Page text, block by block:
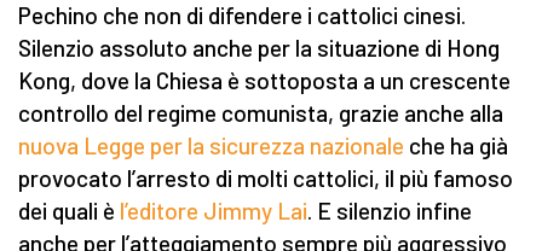
Pechino che non di difendere i cattolici cinesi.
Silenzio assoluto anche per la situazione di Hong
Kong, dove la Chiesa è sottoposta a un crescente
controllo del regime comunista, grazie anche alla
nuova Legge per la sicurezza nazionale che ha già
provocato l’arresto di molti cattolici, il più famoso
dei quali è l’editore Jimmy Lai. E silenzio infine
anche per l’atteggiamento sempre più aggressivo